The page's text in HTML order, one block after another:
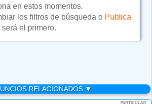
en estos momentos.
los filtros de búsqueda o Publica
será el primero.
RELACIONADOS ▼
PARTICULAR